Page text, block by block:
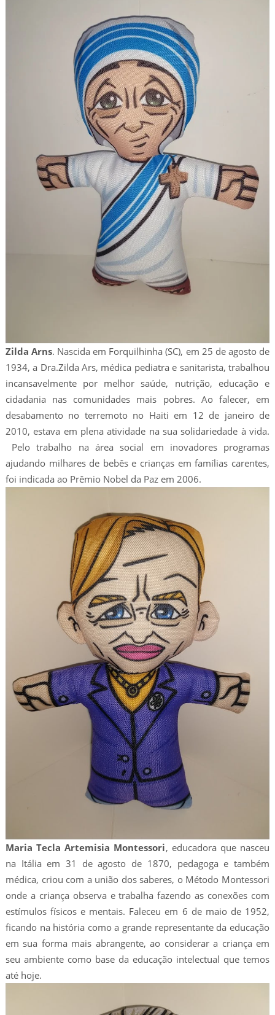
Zilda Arns. Nascida em Forquilhinha (SC), em 25 de agosto de
1934, a Dra.Zilda Ars, médica pediatra e sanitarista, trabalhou
incansavelmente por melhor saúde, nutrição, educação e
cidadania nas comunidades mais pobres. Ao falecer, em
desabamento no terremoto no Haiti em 12 de janeiro de
2010, estava em plena atividade na sua solidariedade à vida.
Pelo trabalho na área social em inovadores programas
ajudando milhares de bebês e crianças em famílias carentes,
foi indicada ao Prêmio Nobel da Paz em 2006.
Maria Tecla Artemisia Montessori, educadora que nasceu
na Itália em 31 de agosto de 1870, pedagoga e também
médica, criou com a união dos saberes, o Método Montessori
onde a criança observa e trabalha fazendo as conexões com
estímulos físicos e mentais. Faleceu em 6 de maio de 1952,
ficando na história como a grande representante da educação
em sua forma mais abrangente, ao considerar a criança em
seu ambiente como base da educação intelectual que temos
até hoje.